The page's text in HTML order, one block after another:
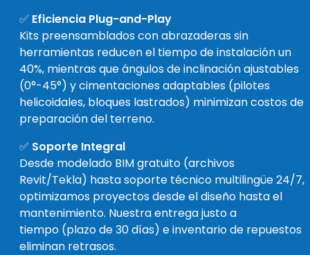
✅ Eficiencia Plug-and-Play
Kits preensamblados con abrazaderas sin
herramientas reducen el tiempo de instalación un
40%, mientras que ángulos de inclinación ajustables
(0°-45°) y cimentaciones adaptables (pilotes
helicoidales, bloques lastrados) minimizan costos de
preparación del terreno.
✅ Soporte Integral
Desde modelado BIM gratuito (archivos
Revit/Tekla) hasta soporte técnico multilingüe 24/7,
optimizamos proyectos desde el diseño hasta el
mantenimiento. Nuestra entrega justo a
tiempo (plazo de 30 días) e inventario de repuestos
eliminan retrasos.